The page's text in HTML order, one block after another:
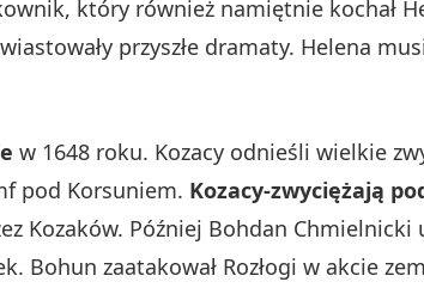
który również namiętnie kochał
przyszłe dramaty. Helena
w 1648 roku. Kozacy odnieśli wielkie
pod Korsuniem. Kozacy-zwyciężają
Kozaków. Później Bohdan Chmielnicki
Bohun zaatakował Rozłogi w akcie